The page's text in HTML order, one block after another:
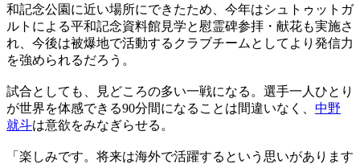
和記念公園に近い場所にできたため、今年はシュトゥットガ
ルトによる平和記念資料館見学と慰霊碑参拝・献花も実施さ
れ、今後は被爆地で活動するクラブチームとしてより発信力
を強められるだろう。
試合としても、見どころの多い一戦になる。選手一人ひとり
が世界を体感できる90分間になることは間違いなく、 中野
就斗は意欲をみなぎらせる。
「楽しみです。将来は海外で活躍するという思いがあります